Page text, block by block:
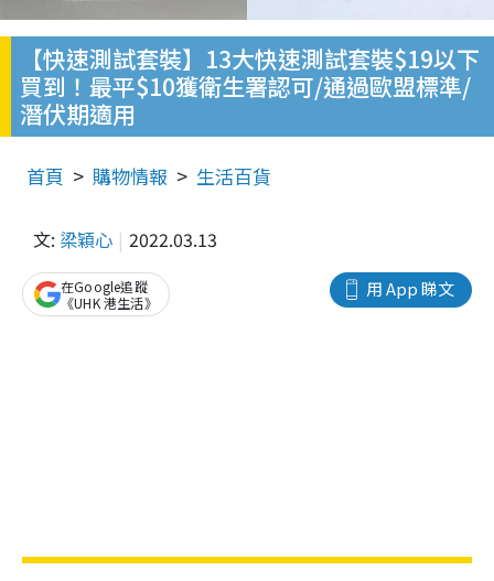
【快速測試套裝】13大快速測試套裝$19以下
買到！最平$10獲衛生署認可/通過歐盟標準/
潛伏期適用
首頁 購物情報 生活百貨
文: 梁穎心 2022.03.13
用 App 睇文
在Google追蹤
《UHK 港生活》